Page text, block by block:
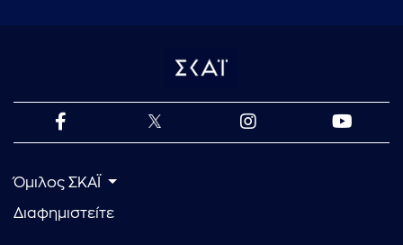
Όμιλος ΣΚΑΪ
Διαφημιστείτε